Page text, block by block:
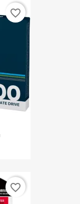
favorite_border
favorite_border